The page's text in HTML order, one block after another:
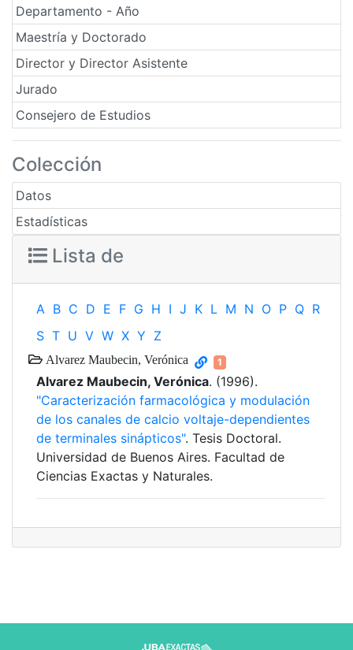
Departamento - Año
Maestría y Doctorado
Director y Director Asistente
Jurado
Consejero de Estudios
Colección
Datos
Estadísticas
Lista de
A B C D E F G H I J K L M N O P Q R
S T U V W X Y Z
Alvarez Maubecin, Verónica 1
Alvarez Maubecin, Verónica. (1996).
"Caracterización farmacológica y modulación
de los canales de calcio voltaje-dependientes
de terminales sinápticos". Tesis Doctoral.
Universidad de Buenos Aires. Facultad de
Ciencias Exactas y Naturales.